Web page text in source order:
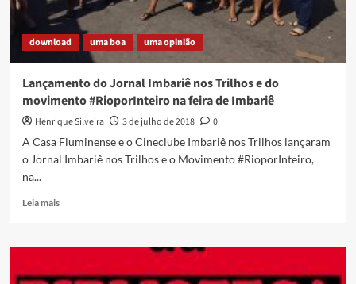
download uma boa uma opinião
Lançamento do Jornal Imbariê nos Trilhos e do
movimento #RioporInteiro na feira de Imbariê
Henrique Silveira 3 de julho de 2018
0
A Casa Fluminense e o Cineclube Imbariê nos Trilhos lançaram
o Jornal Imbariê nos Trilhos e o Movimento #RioporInteiro,
na...
Leia maisRead
Lançamento
Jornal